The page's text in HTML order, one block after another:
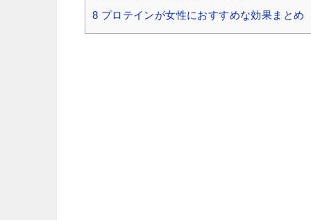
8 プロテインが女性におすすめな効果まとめ